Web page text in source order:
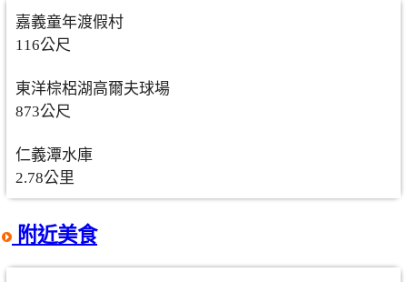
嘉義童年渡假村
116公尺
東洋棕梠湖高爾夫球場
873公尺
仁義潭水庫
2.78公里
附近美食